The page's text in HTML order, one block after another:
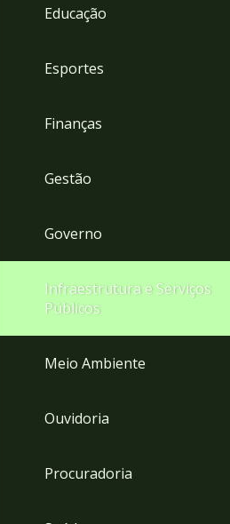
Educação
Esportes
Finanças
Gestão
Governo
Infraestrutura e Serviços
Públicos
Meio Ambiente
Ouvidoria
Procuradoria